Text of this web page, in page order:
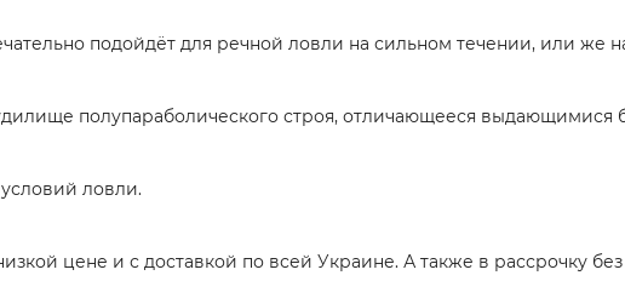
подойдёт для речной ловли на сильном течении, или же
полупараболического строя, отличающееся выдающимися
ловли.
цене и с доставкой по всей Украине. А также в рассрочку без